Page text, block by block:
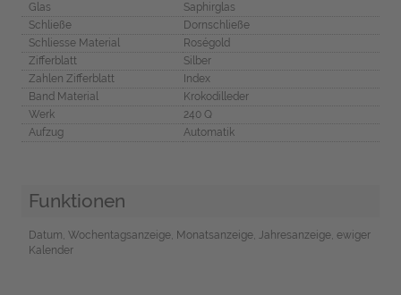
Glas
Saphirglas
Schließe
Dornschließe
Schliesse Material
Roségold
Zifferblatt
Silber
Zahlen Zifferblatt
Index
Band Material
Krokodilleder
Werk
240 Q
Aufzug
Automatik
Funktionen
Datum, Wochentagsanzeige, Monatsanzeige, Jahresanzeige, ewiger
Kalender